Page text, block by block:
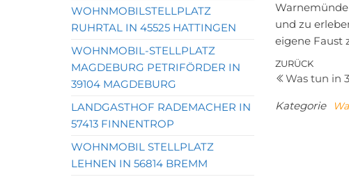
und zu
eigene Faust
Vorheriger
Beitrag
ZURÜCK
Was tun in
Kategorie
WOHNMOBILSTELLPLATZ
RUHRTAL IN 45525 HATTINGEN
WOHNMOBIL-STELLPLATZ
MAGDEBURG PETRIFÖRDER IN
39104 MAGDEBURG
LANDGASTHOF RADEMACHER IN
57413 FINNENTROP
WOHNMOBIL STELLPLATZ
LEHNEN IN 56814 BREMM